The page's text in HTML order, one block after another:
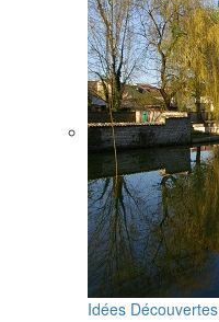
Idées Découvertes